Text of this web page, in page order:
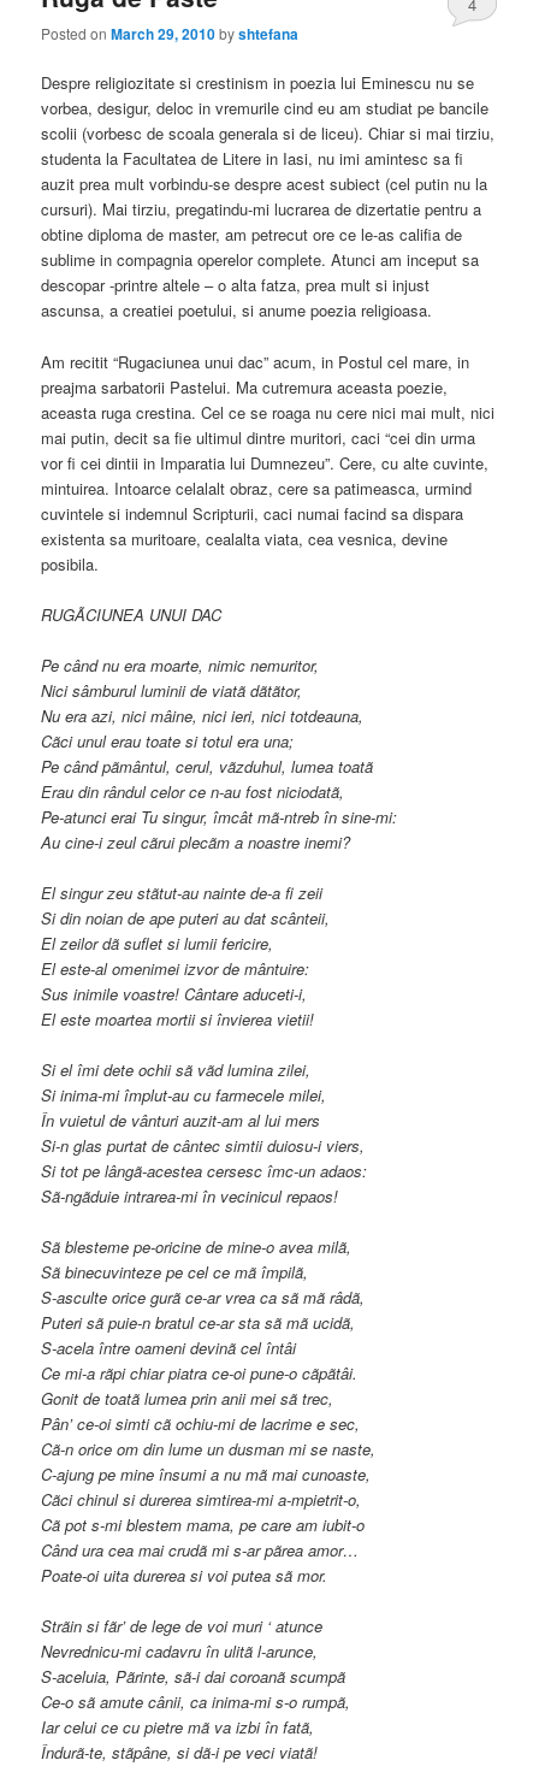
Posted onMarch 29, 2010byshtefana
4
Despre religiozitate si crestinism in poezia lui Eminescu nu se
vorbea, desigur, deloc in vremurile cind eu am studiat pe bancile
scolii (vorbesc de scoala generala si de liceu). Chiar si mai tirziu,
studenta la Facultatea de Litere in Iasi, nu imi amintesc sa fi
auzit prea mult vorbindu-se despre acest subiect (cel putin nu la
cursuri). Mai tirziu, pregatindu-mi lucrarea de dizertatie pentru a
obtine diploma de master, am petrecut ore ce le-as califia de
sublime in compagnia operelor complete. Atunci am inceput sa
descopar -printre altele – o alta fatza, prea mult si injust
ascunsa, a creatiei poetului, si anume poezia religioasa.
Am recitit “Rugaciunea unui dac” acum, in Postul cel mare, in
preajma sarbatorii Pastelui. Ma cutremura aceasta poezie,
aceasta ruga crestina. Cel ce se roaga nu cere nici mai mult, nici
mai putin, decit sa fie ultimul dintre muritori, caci “cei din urma
vor fi cei dintii in Imparatia lui Dumnezeu”. Cere, cu alte cuvinte,
mintuirea. Intoarce celalalt obraz, cere sa patimeasca, urmind
cuvintele si indemnul Scripturii, caci numai facind sa dispara
existenta sa muritoare, cealalta viata, cea vesnica, devine
posibila.
RUGÃCIUNEA UNUI DAC
Pe când nu era moarte, nimic nemuritor,
Nici sâmburul luminii de viatã dãtãtor,
Nu era azi, nici mâine, nici ieri, nici totdeauna,
Cãci unul erau toate si totul era una;
Pe când pãmântul, cerul, vãzduhul, lumea toatã
Erau din rândul celor ce n-au fost niciodatã,
Pe-atunci erai Tu singur, îmcât mã-ntreb în sine-mi:
Au cine-i zeul cãrui plecãm a noastre inemi?
El singur zeu stãtut-au nainte de-a fi zeii
Si din noian de ape puteri au dat scânteii,
El zeilor dã suflet si lumii fericire,
El este-al omenimei izvor de mântuire:
Sus inimile voastre! Cântare aduceti-i,
El este moartea mortii si învierea vietii!
Si el îmi dete ochii sã vãd lumina zilei,
Si inima-mi împlut-au cu farmecele milei,
În vuietul de vânturi auzit-am al lui mers
Si-n glas purtat de cântec simtii duiosu-i viers,
Si tot pe lângã-acestea cersesc îmc-un adaos:
Sã-ngãduie intrarea-mi în vecinicul repaos!
Sã blesteme pe-oricine de mine-o avea milã,
Sã binecuvinteze pe cel ce mã împilã,
S-asculte orice gurã ce-ar vrea ca sã mã râdã,
Puteri sã puie-n bratul ce-ar sta sã mã ucidã,
S-acela între oameni devinã cel întâi
Ce mi-a rãpi chiar piatra ce-oi pune-o cãpãtâi.
Gonit de toatã lumea prin anii mei sã trec,
Pân’ ce-oi simti cã ochiu-mi de lacrime e sec,
Cã-n orice om din lume un dusman mi se naste,
C-ajung pe mine însumi a nu mã mai cunoaste,
Cãci chinul si durerea simtirea-mi a-mpietrit-o,
Cã pot s-mi blestem mama, pe care am iubit-o
Când ura cea mai crudã mi s-ar pãrea amor…
Poate-oi uita durerea si voi putea sã mor.
Strãin si fãr’ de lege de voi muri ‘ atunce
Nevrednicu-mi cadavru în ulitã l-arunce,
S-aceluia, Pãrinte, sã-i dai coroanã scumpã
Ce-o sã amute cânii, ca inima-mi s-o rumpã,
Iar celui ce cu pietre mã va izbi în fatã,
Îndurã-te, stãpâne, si dã-i pe veci viatã!